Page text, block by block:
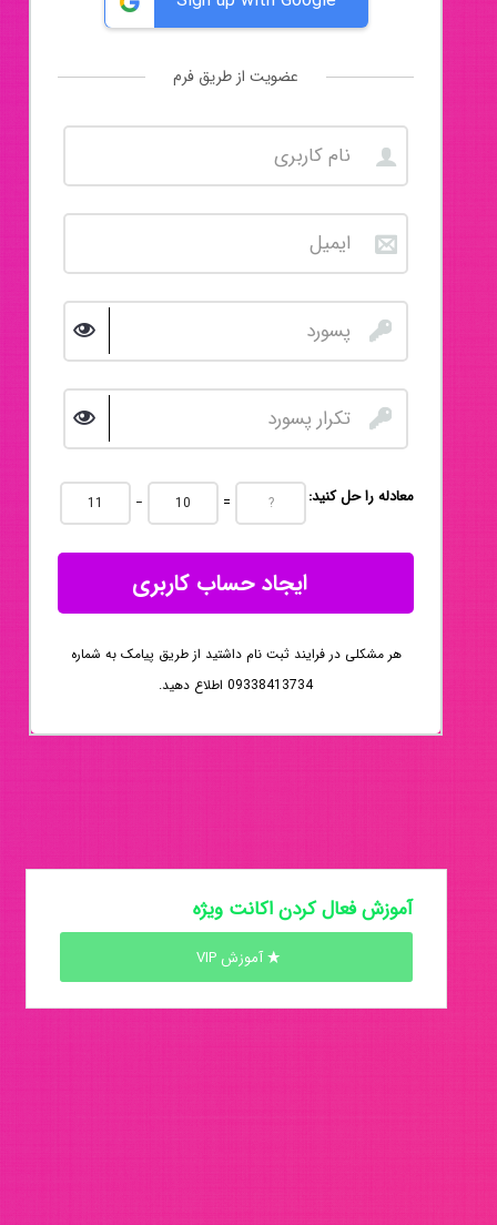
عضویت از طریق فرم
:معادله را حل کنید − =
ایجاد حساب کاربری
هر مشکلی در فرایند ثبت نام داشتید از طریق پیامک به شماره
09338413734 اطلاع دهید.
آموزش فعال کردن اکانت ویژه
آموزش VIP